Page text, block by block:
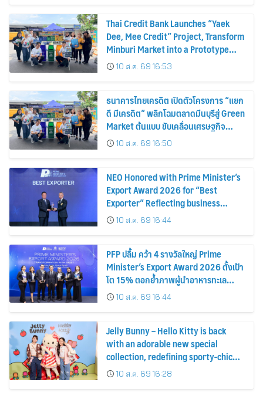
Thai Credit Bank Launches “Yaek
Dee, Mee Credit” Project, Transform
Minburi Market into a Prototype
Green Market, Driving the Circular
Economy and Turning Waste into
Extra Income for Vendors
10 ส.ค. 69 16:53
ธนาคารไทยเครดิต เปิดตัวโครงการ “แยก
ดี มีเครดิต” พลิกโฉมตลาดมีนบุรีสู่ Green
Market ต้นแบบ ขับเคลื่อนเศรษฐกิจ
หมุนเวียน พลิกขยะสร้างรายได้เสริมให้ผู้
ค้า
10 ส.ค. 69 16:50
NEO Honored with Prime Minister’s
Export Award 2026 for “Best
Exporter” Reflecting business
excellence, elevating Thai products
globally
10 ส.ค. 69 16:44
PFP ปลื้ม คว้า 4 รางวัลใหญ่ Prime
Minister’s Export Award 2026 ตั้งเป้า
โต 15% ตอกย้ำภาพผู้นำอาหารทะเล
แปรรูป
10 ส.ค. 69 16:44
Jelly Bunny – Hello Kitty is back
with an adorable new special
collection, redefining sporty-chic
fashion by blending timeless
classics with playful fun
10 ส.ค. 69 16:28